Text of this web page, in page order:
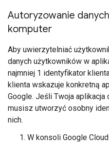
Autoryzowanie
komputer
Aby uwierzytelniać
danych użytkowników w
najmniej 1 identyfikator
klienta wskazuje konkretną
Google. Jeśli Twoja aplikacja
musisz utworzyć osobny
nich.
W konsoli Google